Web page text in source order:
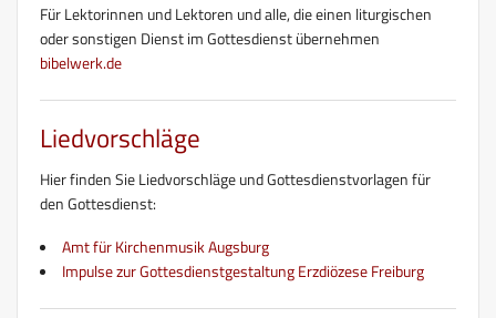
Für Lektorinnen und Lektoren und alle, die einen liturgischen
oder sonstigen Dienst im Gottesdienst übernehmen
bibelwerk.de
Liedvorschläge
Hier finden Sie Liedvorschläge und Gottesdienstvorlagen für
den Gottesdienst:
Amt für Kirchenmusik Augsburg
Impulse zur Gottesdienstgestaltung Erzdiözese Freiburg